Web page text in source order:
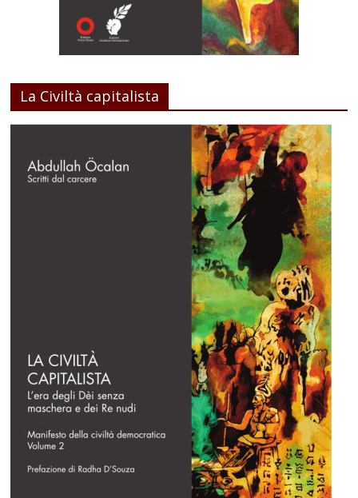
La Civiltà capitalista